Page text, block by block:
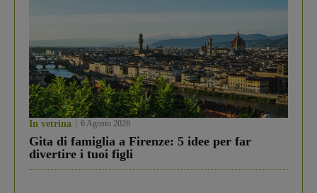
In vetrina 6 Agosto 2026
Gita di famiglia a Firenze: 5 idee per far
divertire i tuoi figli